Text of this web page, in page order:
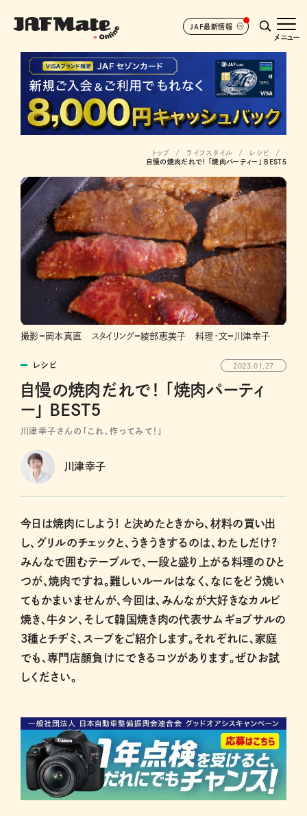
JAF最新情報
メニュー
トップ ライフスタイル
レシピ
自慢の焼肉だれで！ 「焼肉パーティー」 BEST５
撮影＝岡本真直 スタイリング＝綾部恵美子 料理・文＝川津幸子
レシピ 2023.01.27
自慢の焼肉だれで！ 「焼肉パーティ
ー」 BEST５
川津幸子さんの「これ、作ってみて！」
川津幸子
今日は焼肉にしよう！ と決めたときから、材料の買い出
し、グリルのチェックと、うきうきするのは、わたしだけ？
みんなで囲むテーブルで、一段と盛り上がる料理のひと
つが、焼肉ですね。難しいルールはなく、なにをどう焼い
てもかまいませんが、今回は、みんなが大好きなカルビ
焼き、牛タン、そして韓国焼き肉の代表サムギョプサルの
3種とチヂミ、スープをご紹介します。それぞれに、家庭
でも、専門店顔負けにできるコツがあります。ぜひお試
しください。